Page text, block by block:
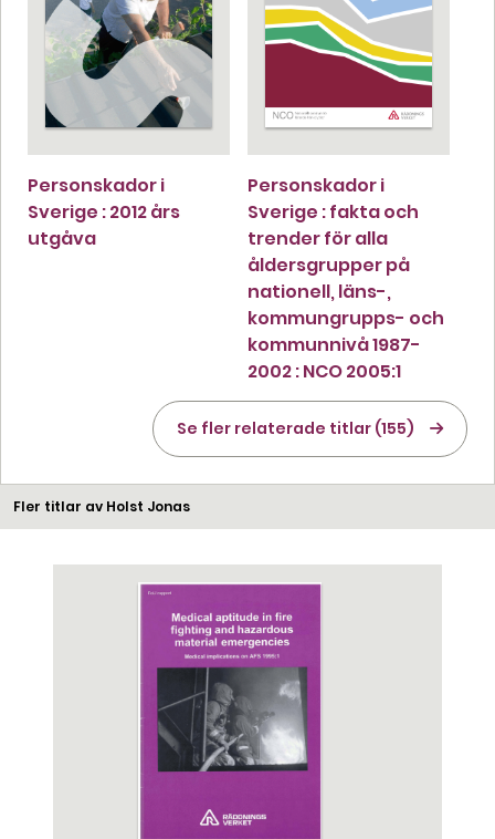
Personskador i
Sverige : 2012 års
utgåva
Personskador i
Sverige : fakta och
trender för alla
åldersgrupper på
nationell, läns-,
kommungrupps- och
kommunnivå 1987-
2002 : NCO 2005:1
Se fler relaterade titlar (155)
Fler titlar av Holst Jonas